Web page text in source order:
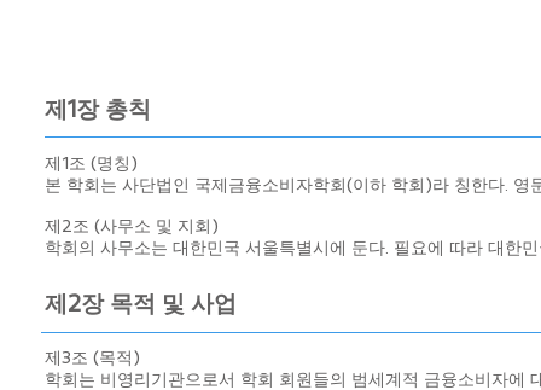
제1장 총칙
제1조 (명칭)
본 학회는 사단법인 국제금융소비자학회(이하 학회)라 칭한다.
제2조 (사무소 및 지회)
학회의 사무소는 대한민국 서울특별시에 둔다. 필요에 따라 대한
제2장 목적 및 사업
제3조 (목적)
학회는 비영리기관으로서 학회 회원들의 범세계적 금융소비자